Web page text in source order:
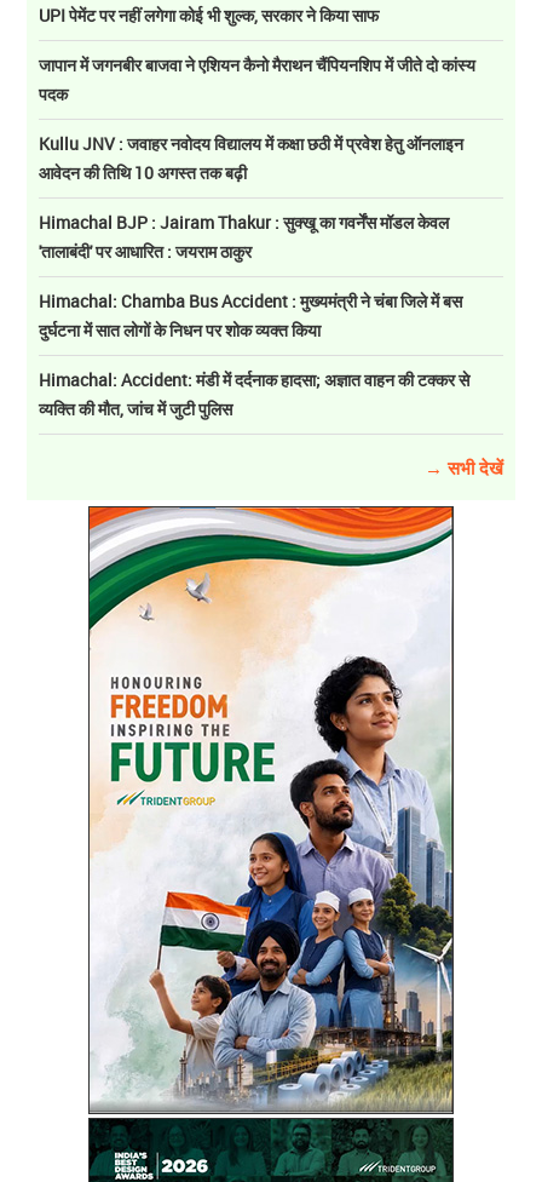
UPI पेमेंट पर नहीं लगेगा कोई भी शुल्क, सरकार ने किया साफ
जापान में जगनबीर बाजवा ने एशियन कैनो मैराथन चैंपियनशिप में जीते दो कांस्य
पदक
Kullu JNV : जवाहर नवोदय विद्यालय में कक्षा छठी में प्रवेश हेतु ऑनलाइन
आवेदन की तिथि 10 अगस्त तक बढ़ी
Himachal BJP : Jairam Thakur : सुक्खू का गवर्नेंस मॉडल केवल
'तालाबंदी' पर आधारित : जयराम ठाकुर
Himachal: Chamba Bus Accident : मुख्यमंत्री ने चंबा जिले में बस
दुर्घटना में सात लोगों के निधन पर शोक व्यक्त किया
Himachal: Accident: मंडी में दर्दनाक हादसा; अज्ञात वाहन की टक्कर से
व्यक्ति की मौत, जांच में जुटी पुलिस
→ सभी देखें